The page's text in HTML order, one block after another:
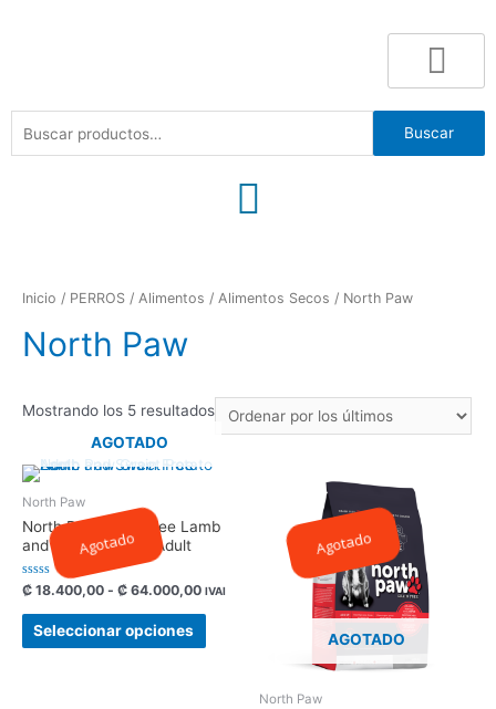
Buscar
Inicio / PERROS / Alimentos / Alimentos Secos / North Paw
North Paw
Mostrando los 5 resultados
Agotado
AGOTADO
North Paw
North Paw Grain Free Lamb
and Sweet Potato Adult
Valorado
con
0
de
₡ 18.400,00 - ₡ 64.000,00 IVAI
Seleccionar opciones
Agotado
AGOTADO
North Paw